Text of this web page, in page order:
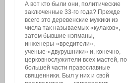
А вот кто были они, политические
заключенные 33-го года? Прежде
всего это деревенские мужики из
числа так называемых «кулаков»,
затем бывшие нэпманы,
инженеры-«вредители»,
ученые-«двурушники» и, конечно,
церковнослужители всех мастей, по
большей части православные
священники. Был у них и свой